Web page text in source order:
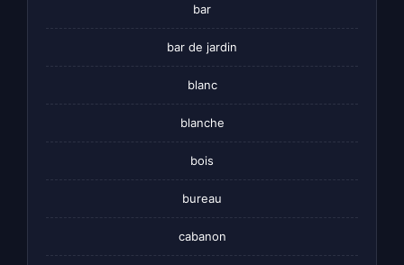
bar
bar de jardin
blanc
blanche
bois
bureau
cabanon